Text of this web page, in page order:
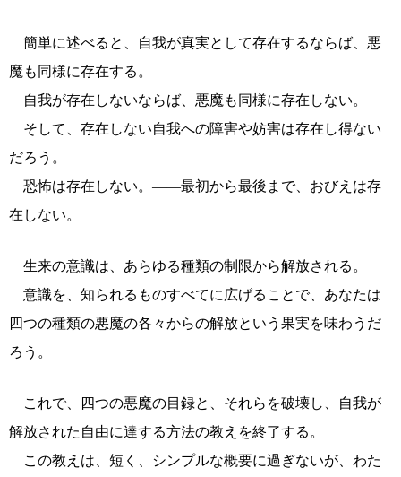
簡単に述べると、自我が真実として存在するならば、悪
魔も同様に存在する。
自我が存在しないならば、悪魔も同様に存在しない。
そして、存在しない自我への障害や妨害は存在し得ない
だろう。
恐怖は存在しない。――最初から最後まで、おびえは存
在しない。
生来の意識は、あらゆる種類の制限から解放される。
意識を、知られるものすべてに広げることで、あなたは
四つの種類の悪魔の各々からの解放という果実を味わうだ
ろう。
これで、四つの悪魔の目録と、それらを破壊し、自我が
解放された自由に達する方法の教えを終了する。
この教えは、短く、シンプルな概要に過ぎないが、わた